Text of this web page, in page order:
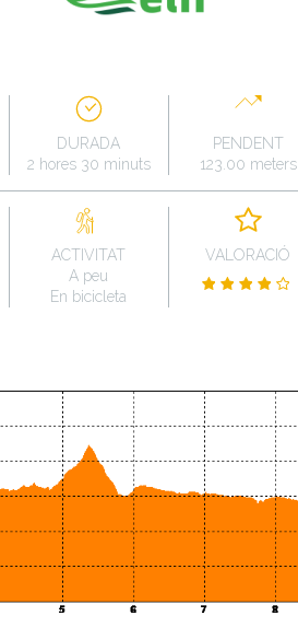
DURADA
2 hores 30 minuts
PENDENT
123.00 meters
ACTIVITAT
A peu
En bicicleta
VALORACIÓ